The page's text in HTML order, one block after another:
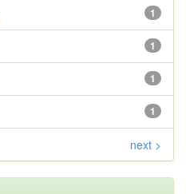
1
1
1
1
next >